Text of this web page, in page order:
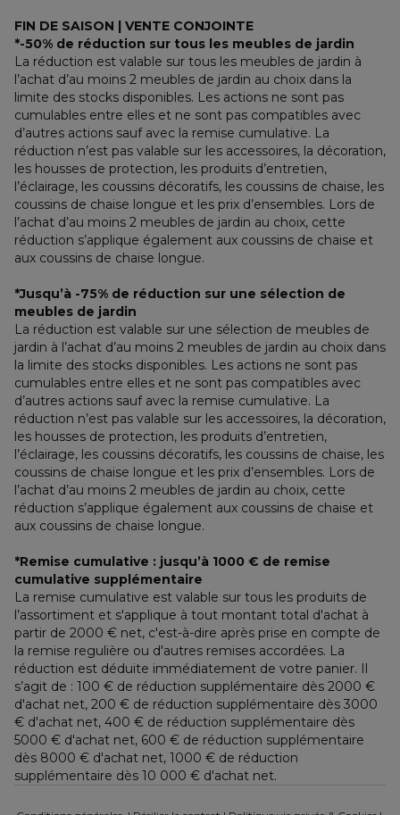
FIN DE SAISON | VENTE CONJOINTE
*-50% de réduction sur tous les meubles de jardin
La réduction est valable sur tous les meubles de jardin à
l’achat d’au moins 2 meubles de jardin au choix dans la
limite des stocks disponibles. Les actions ne sont pas
cumulables entre elles et ne sont pas compatibles avec
d’autres actions sauf avec la remise cumulative. La
réduction n’est pas valable sur les accessoires, la décoration,
les housses de protection, les produits d’entretien,
l’éclairage, les coussins décoratifs, les coussins de chaise, les
coussins de chaise longue et les prix d’ensembles. Lors de
l’achat d’au moins 2 meubles de jardin au choix, cette
réduction s’applique également aux coussins de chaise et
aux coussins de chaise longue.
*Jusqu’à -75% de réduction sur une sélection de
meubles de jardin
La réduction est valable sur une sélection de meubles de
jardin à l’achat d’au moins 2 meubles de jardin au choix dans
la limite des stocks disponibles. Les actions ne sont pas
cumulables entre elles et ne sont pas compatibles avec
d’autres actions sauf avec la remise cumulative. La
réduction n’est pas valable sur les accessoires, la décoration,
les housses de protection, les produits d’entretien,
l’éclairage, les coussins décoratifs, les coussins de chaise, les
coussins de chaise longue et les prix d’ensembles. Lors de
l’achat d’au moins 2 meubles de jardin au choix, cette
réduction s’applique également aux coussins de chaise et
aux coussins de chaise longue.
*Remise cumulative : jusqu’à 1000 € de remise
cumulative supplémentaire
La remise cumulative est valable sur tous les produits de
l’assortiment et s'applique à tout montant total d'achat à
partir de 2000 € net, c'est-à-dire après prise en compte de
la remise regulière ou d'autres remises accordées. La
réduction est déduite immédiatement de votre panier. Il
s’agit de : 100 € de réduction supplémentaire dès 2000 €
d'achat net, 200 € de réduction supplémentaire dès 3000
€ d'achat net, 400 € de réduction supplémentaire dès
5000 € d'achat net, 600 € de réduction supplémentaire
dès 8000 € d'achat net, 1000 € de réduction
supplémentaire dès 10 000 € d'achat net.